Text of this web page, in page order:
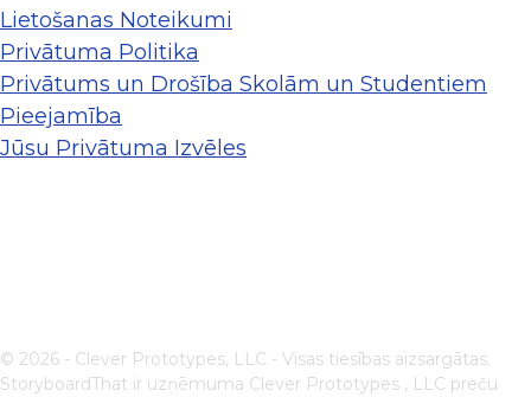
Lietošanas Noteikumi
Privātuma Politika
Privātums un Drošība Skolām un Studentiem
Pieejamība
Jūsu Privātuma Izvēles
© 2026 - Clever Prototypes, LLC - Visas tiesības aizsargātas.
StoryboardThat ir uzņēmuma Clever Prototypes , LLC preču